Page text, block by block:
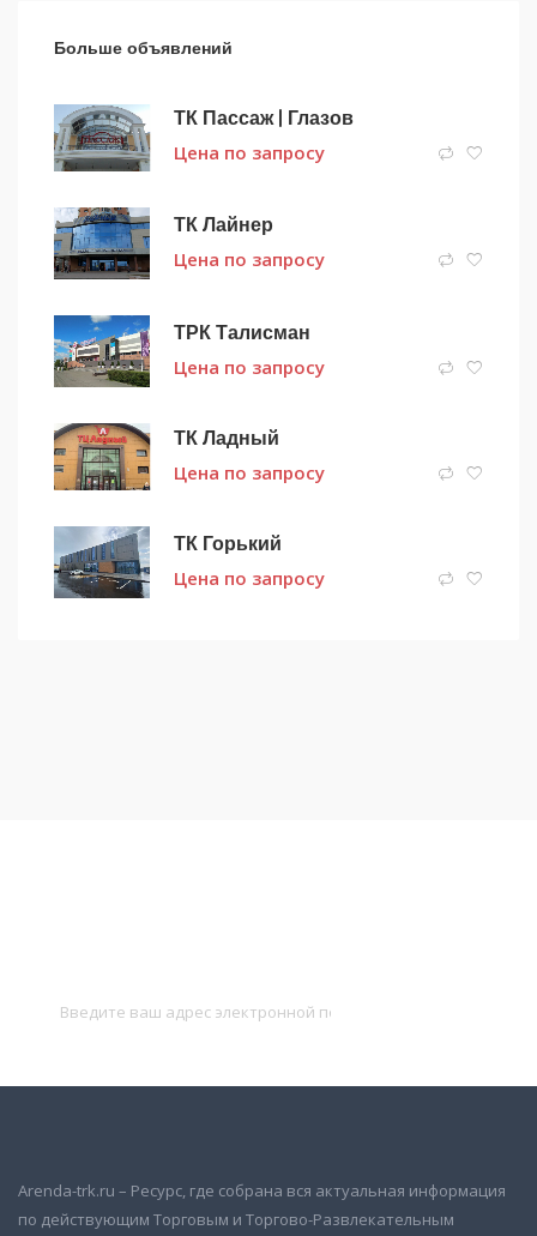
Больше объявлений
ТК Пассаж | Глазов
Цена по запросу
ТК Лайнер
Цена по запросу
ТРК Талисман
Цена по запросу
ТК Ладный
Цена по запросу
ТК Горький
Цена по запросу
Arenda-trk.ru – Ресурс, где собрана вся актуальная информация
по действующим Торговым и Торгово-Развлекательным